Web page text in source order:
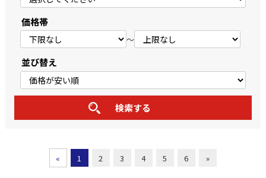
価格帯
～
並び替え
« 1 2 3 4 5 6 »